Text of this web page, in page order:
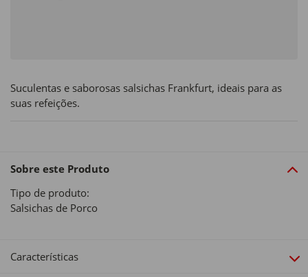
Suculentas e saborosas salsichas Frankfurt, ideais para as
suas refeições.
Sobre este Produto
Tipo de produto:
Salsichas de Porco
Características